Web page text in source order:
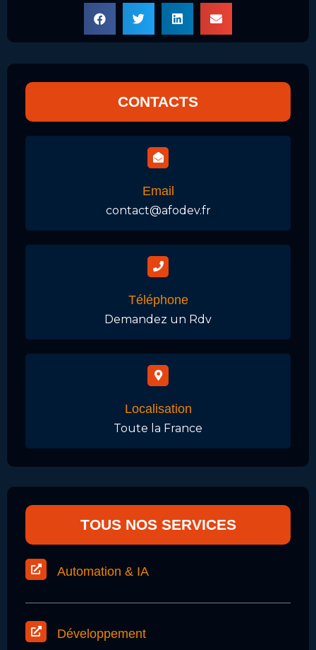
CONTACTS
Email
contact@afodev.fr
Téléphone
Demandez un Rdv
Localisation
Toute la France
TOUS NOS SERVICES
Automation & IA
Développement